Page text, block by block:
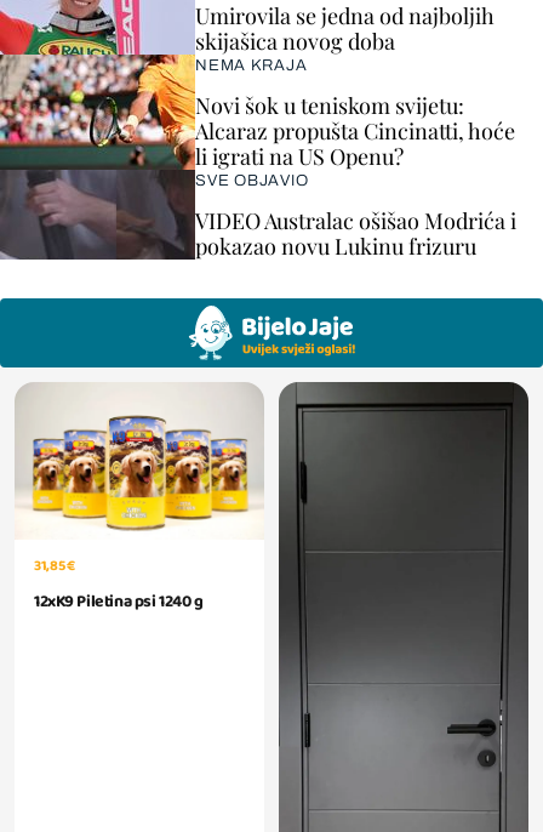
Umirovila se jedna od najboljih
skijašica novog doba
NEMA KRAJA
Novi šok u teniskom svijetu:
Alcaraz propušta Cincinatti, hoće
li igrati na US Openu?
SVE OBJAVIO
VIDEO Australac ošišao Modrića i
pokazao novu Lukinu frizuru
31,85 €
12xK9 Piletina psi 1240 g